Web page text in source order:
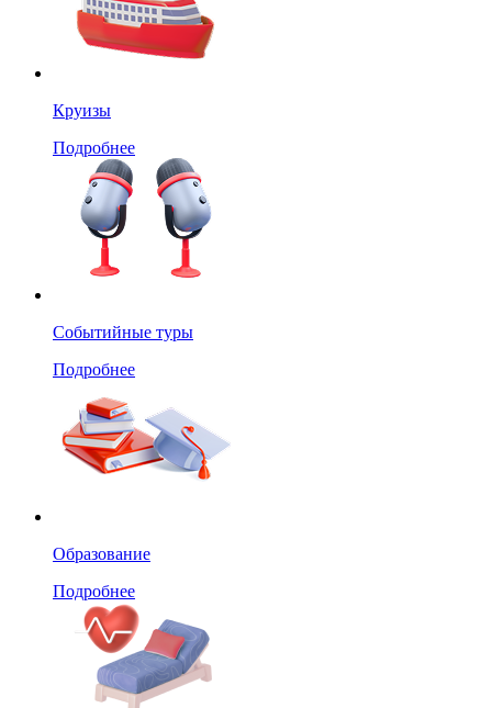
Круизы
Подробнее
Событийные туры
Подробнее
Образование
Подробнее